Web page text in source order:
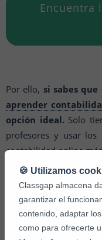
Encuentra
Por ello, si sabes
aprender
opción ideal.Solo
profesores y usar
contabilidad online
Otros artículos
🍪 Utilizamos
Classgap almacena
garantizar el
contenido, adaptar
como para ofrecerte